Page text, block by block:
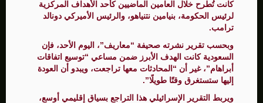
كانت تُطرح خلال العامين الماضيين كأحد الأهداف المركزية
لرئيس الحكومة، بنيامين نتنياهو، والرئيس الأميركي دونالد
ترامب.
وبحسب تقرير نشرته صحيفة “معاريف”، اليوم الأحد، فإن
السعودية كانت الهدف الأبرز ضمن مساعي “توسيع اتفاقات
أبراهام”، غير أن “المحادثات معها تراجعت، ويبدو أن العودة
إليها ستستغرق وقتًا طويلًا”.
ويربط التقرير الإسرائيلي هذا التراجع بسياق إقليمي أوسع،